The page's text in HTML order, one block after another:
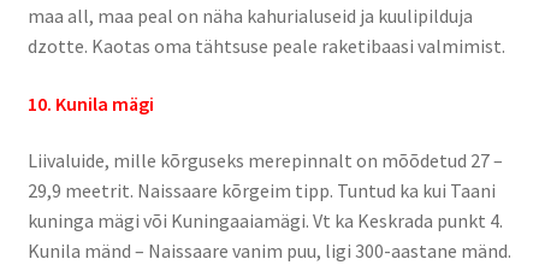
Rattamatk
Catering
maa all, maa peal on näha kahurialuseid ja kuulipilduja
dzotte. Kaotas oma tähtsuse peale raketibaasi valmimist.
10. Kunila mägi
Liivaluide, mille kõrguseks merepinnalt on mõõdetud 27 –
29,9 meetrit. Naissaare kõrgeim tipp. Tuntud ka kui Taani
kuninga mägi või Kuningaaiamägi. Vt ka Keskrada punkt 4.
Kunila mänd – Naissaare vanim puu, ligi 300-aastane mänd.